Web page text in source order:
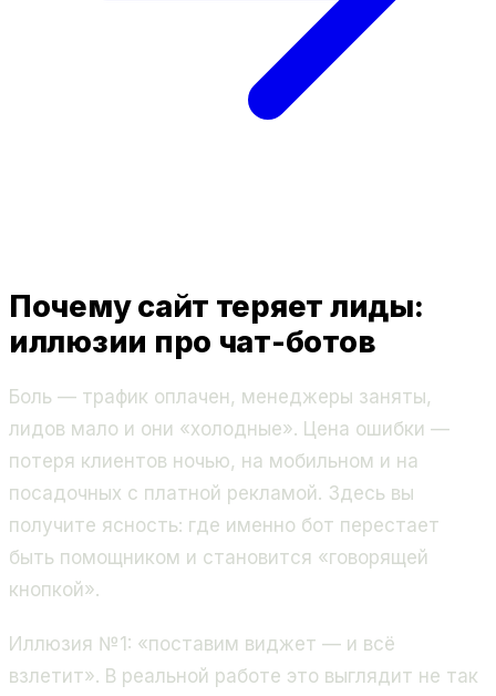
Почему сайт теряет лиды:
иллюзии про чат-ботов
Боль — трафик оплачен, менеджеры заняты,
лидов мало и они «холодные». Цена ошибки —
потеря клиентов ночью, на мобильном и на
посадочных с платной рекламой. Здесь вы
получите ясность: где именно бот перестает
быть помощником и становится «говорящей
кнопкой».
Иллюзия №1: «поставим виджет — и всё
взлетит». В реальной работе это выглядит не так